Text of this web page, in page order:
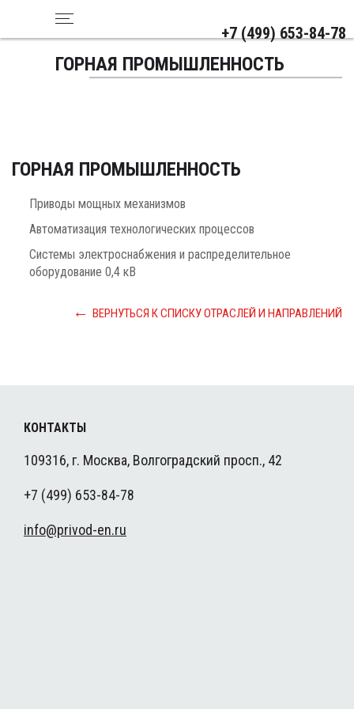
+7 (499) 653-84-78
ГОРНАЯ ПРОМЫШЛЕННОСТЬ
ГОРНАЯ ПРОМЫШЛЕННОСТЬ
Приводы мощных механизмов
Автоматизация технологических процессов
Системы электроснабжения и распределительное
оборудование 0,4 кВ
ВЕРНУТЬСЯ К СПИСКУ ОТРАСЛЕЙ И НАПРАВЛЕНИЙ
КОНТАКТЫ
109316, г. Москва, Волгоградский просп., 42
+7 (499) 653-84-78
info@privod-en.ru